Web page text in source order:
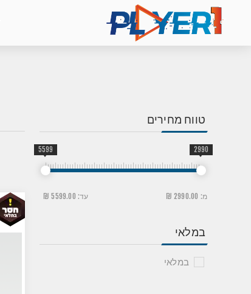
טווח מחירים
מ: 2990.00 ₪ עד: 5599.00 ₪
5599 2990
במלאי
במלאי